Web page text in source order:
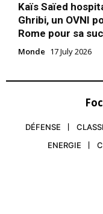
Kaïs Saïed
Ghribi, un OVNI
Rome pour sa
Monde 17 July 2026
DÉFENSE
ENERGIE